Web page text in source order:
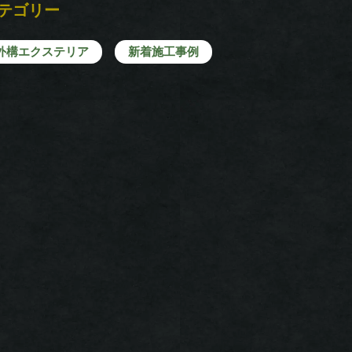
ゴリー
構エクステリア 新着施工事例